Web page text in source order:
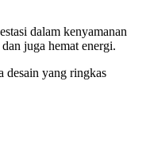
dalam kenyamanan
juga hemat energi.
desain yang ringkas